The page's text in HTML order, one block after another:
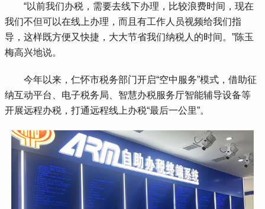
“以前我们办税，需要去线下办理，比较浪费时间，现在
我们不但可以在线上办理，而且有工作人员视频给我们指
导，这样既方便又快捷，大大节省我们纳税人的时间。”陈玉
梅高兴地说。
今年以来，仁怀市税务部门开启“空中服务”模式，借助征
纳互动平台、电子税务局、智慧办税服务厅智能辅导设备等
开展远程办税，打通远程线上办税“最后一公里”。